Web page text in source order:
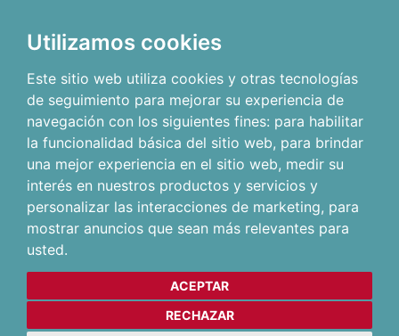
Utilizamos cookies
Este sitio web utiliza cookies y otras tecnologías
de seguimiento para mejorar su experiencia de
navegación con los siguientes fines: para habilitar
la funcionalidad básica del sitio web, para brindar
una mejor experiencia en el sitio web, medir su
interés en nuestros productos y servicios y
personalizar las interacciones de marketing, para
mostrar anuncios que sean más relevantes para
usted.
ACEPTAR
RECHAZAR